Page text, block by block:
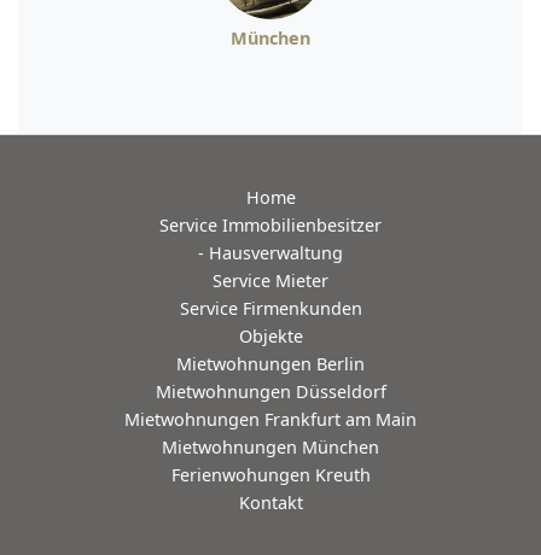
München
Home
Service Immobilienbesitzer
- Hausverwaltung
Service Mieter
Service Firmenkunden
Objekte
Mietwohnungen Berlin
Mietwohnungen Düsseldorf
Mietwohnungen Frankfurt am Main
Mietwohnungen München
Ferienwohungen Kreuth
Kontakt